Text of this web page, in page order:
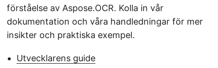
förståelse av Aspose.OCR. Kolla in vår
dokumentation och våra handledningar för mer
insikter och praktiska exempel.
Utvecklarens guide